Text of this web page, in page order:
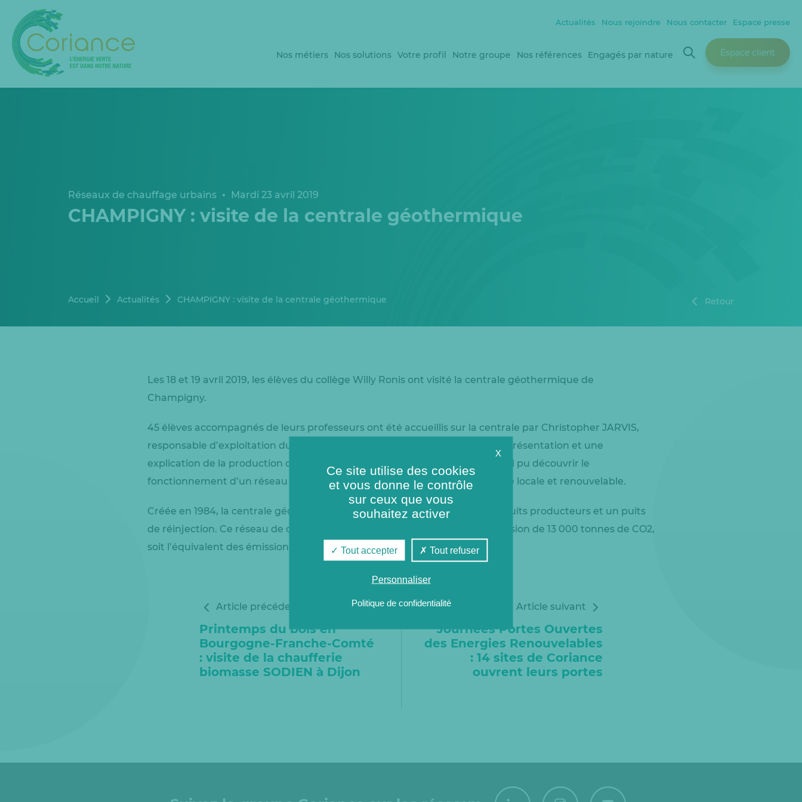
Actualités Nous rejoindre Nous contacter Espace presse
Nos métiers Nos solutions Votre profil Notre groupe Nos références Engagés par nature Espace client
Réseaux de chauffage urbains Mardi 23 avril 2019
CHAMPIGNY : visite de la centrale géothermique
Accueil Actualités CHAMPIGNY : visite de la centrale géothermique Retour
Les 18 et 19 avril 2019, les élèves du collège Willy Ronis ont visité la centrale géothermique de
Champigny.
45 élèves accompagnés de leurs professeurs ont été accueillis sur la centrale par Christopher JARVIS,
responsable d’exploitation du réseau de chaleur de Champigny pour une présentation et une
explication de la production d’énergie à partir de la géothermie. Ils ont ainsi pu découvrir le
fonctionnement d’un réseau de chauffage urbain alimenté par de l’énergie locale et renouvelable.
Créée en 1984, la centrale géothermique de Champigny comprend deux puits producteurs et un puits
de réinjection. Ce réseau de chaleur permet d’éviter chaque année la diffusion de 13 000 tonnes de CO2,
soit l’équivalent des émissions de 10 800 voitures.
Article précédent
Printemps du bois en
Bourgogne-Franche-Comté
: visite de la chaufferie
biomasse SODIEN à Dijon
Article suivant
Journées Portes Ouvertes
des Energies Renouvelables
: 14 sites de Coriance
ouvrent leurs portes
X
Ce site utilise des cookies
et vous donne le contrôle
sur ceux que vous
souhaitez activer
Tout accepter Tout refuser
Personnaliser
Politique de confidentialité